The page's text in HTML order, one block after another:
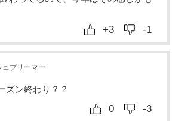
+3 -1
プリーマー
ズン終わり？？
0 -3